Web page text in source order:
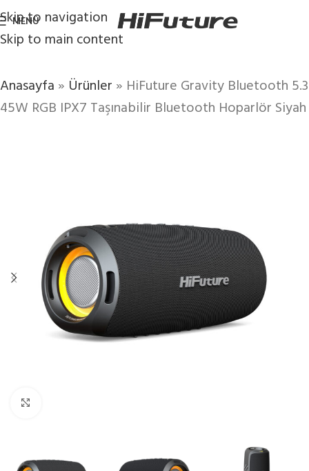
Skip to navigation
Skip to main content
MENÜ
Anasayfa » Ürünler » HiFuture Gravity Bluetooth 5.3
45W RGB IPX7 Taşınabilir Bluetooth Hoparlör Siyah